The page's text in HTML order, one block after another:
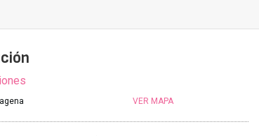
VER MAPA